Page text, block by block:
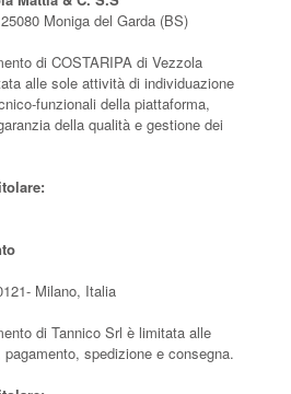
Moniga del Garda (BS)
di COSTARIPA di Vezzola
alle sole attività di individuazione
funzionali della piattaforma,
della qualità e gestione dei
Milano, Italia
di Tannico Srl è limitata alle
spedizione e consegna.